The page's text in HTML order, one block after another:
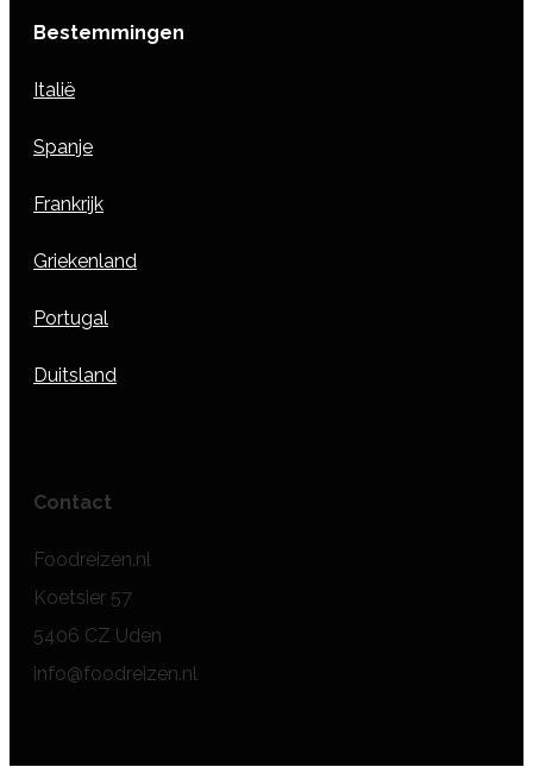
Bestemmingen
Italië
Spanje
Frankrijk
Griekenland
Portugal
Duitsland
Contact
Foodreizen.nl
Koetsier 57
5406 CZ Uden
info@foodreizen.nl